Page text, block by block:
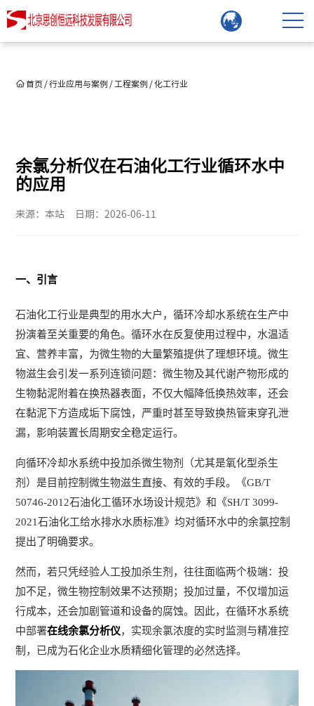
首页 / 行业应用与案例 / 工程案例 / 化工行业
余氯分析仪在石油化工行业循环水中
的应用
来源：本站 日期：2026-06-11
一、引言
石油化工行业是典型的用水大户，循环冷却水系统在生产中
扮演着至关重要的角色。循环水在反复使用过程中，水温适
宜、营养丰富，为微生物的大量繁殖提供了理想环境。微生
物滋生会引发一系列连锁问题：微生物及其代谢产物形成的
生物黏泥附着在换热器表面，不仅大幅降低换热效率，还会
在黏泥下方造成垢下腐蚀，严重时甚至导致换热管束穿孔泄
漏，影响装置长周期安全稳定运行。
向循环冷却水系统中投加杀微生物剂（尤其是氧化型杀生
剂）是目前控制微生物滋生直接、有效的手段。《GB/T
50746-2012石油化工循环水场设计规范》和《SH/T 3099-
2021石油化工给水排水水质标准》均对循环水中的余氯控制
提出了明确要求。
然而，若只凭经验人工投加杀生剂，往往面临两个极端：投
加不足，微生物控制效果不达预期；投加过量，不仅增加运
行成本，还会加剧管道和设备的腐蚀。因此，在循环水系统
中部署在线余氯分析仪，实现余氯浓度的实时监测与精准控
制，已成为石化企业水质精细化管理的必然选择。